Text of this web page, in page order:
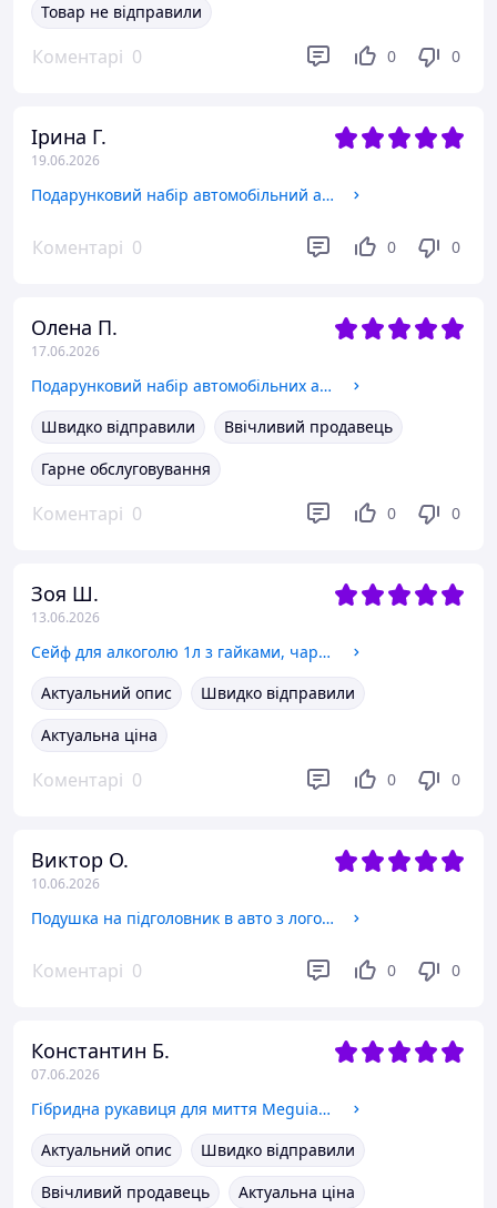
Товар не відправили
Коментарі 0 0 0
Ірина Г.
19.06.2026
Подарунковий набір автомобільний ароматизатор в машину Ford
Коментарі 0 0 0
Олена П.
17.06.2026
Подарунковий набір автомобільних ароматизаторів в машину Бережи себе
Швидко відправили
Ввічливий продавець
Гарне обслуговування
Коментарі 0 0 0
Зоя Ш.
13.06.2026
Сейф для алкоголю 1л з гайками, чарками та золотим ключем, клітка для алкоголю
Актуальний опис
Швидко відправили
Актуальна ціна
Коментарі 0 0 0
Виктор О.
10.06.2026
Подушка на підголовник в авто з логотипом Audi бежевий 1 шт
Коментарі 0 0 0
Константин Б.
07.06.2026
Гібридна рукавиця для миття Meguiar's X210200 Hybrid Wash Mitt
Актуальний опис
Швидко відправили
Ввічливий продавець
Актуальна ціна